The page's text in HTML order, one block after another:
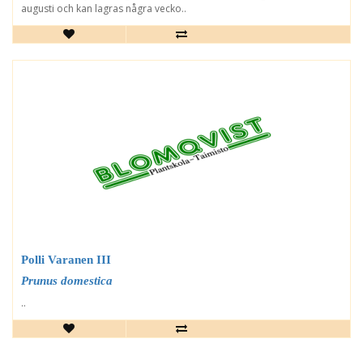
augusti och kan lagras några vecko..
Polli Varanen III
Prunus domestica
..